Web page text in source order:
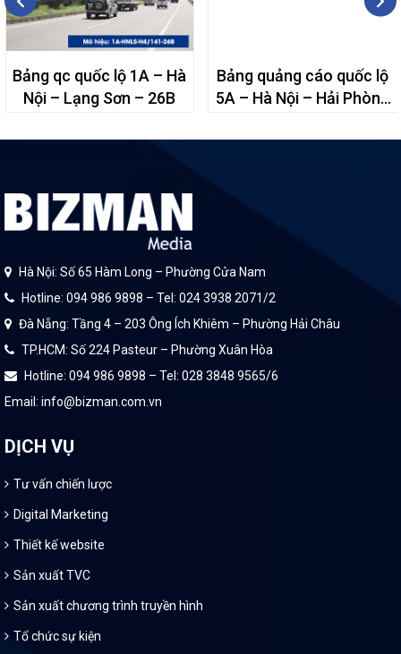
Bảng qc quốc lộ 1A – Hà
Nội – Lạng Sơn – 26B
Bảng quảng cáo quốc lộ
5A – Hà Nội – Hải Phòng
Hà Nội: Số 65 Hàm Long – Phường Cửa Nam
Hotline: 094 986 9898 – Tel: 024 3938 2071/2
Đà Nẵng: Tầng 4 – 203 Ông Ích Khiêm – Phường Hải Châu
TP.HCM: Số 224 Pasteur – Phường Xuân Hòa
Hotline: 094 986 9898 – Tel: 028 3848 9565/6
Email: info@bizman.com.vn
DỊCH VỤ
Tư vấn chiến lược
Digital Marketing
Thiết kế website
Sản xuất TVC
Sản xuất chương trình truyền hình
Tổ chức sự kiện